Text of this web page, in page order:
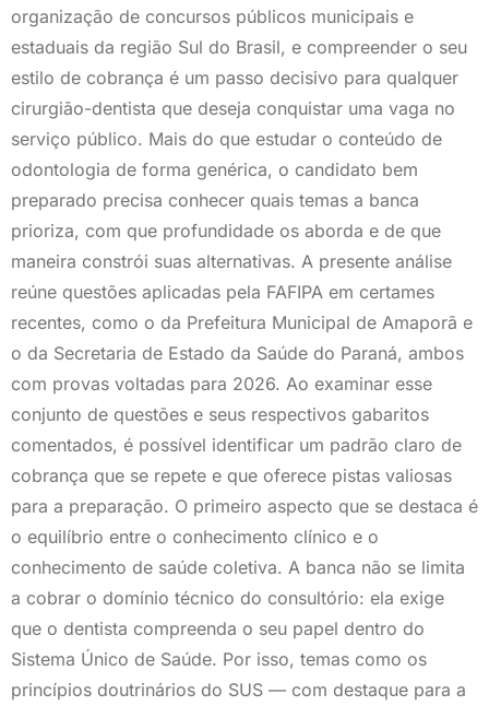
organização de concursos públicos municipais e
estaduais da região Sul do Brasil, e compreender o seu
estilo de cobrança é um passo decisivo para qualquer
cirurgião-dentista que deseja conquistar uma vaga no
serviço público. Mais do que estudar o conteúdo de
odontologia de forma genérica, o candidato bem
preparado precisa conhecer quais temas a banca
prioriza, com que profundidade os aborda e de que
maneira constrói suas alternativas. A presente análise
reúne questões aplicadas pela FAFIPA em certames
recentes, como o da Prefeitura Municipal de Amaporã e
o da Secretaria de Estado da Saúde do Paraná, ambos
com provas voltadas para 2026. Ao examinar esse
conjunto de questões e seus respectivos gabaritos
comentados, é possível identificar um padrão claro de
cobrança que se repete e que oferece pistas valiosas
para a preparação. O primeiro aspecto que se destaca é
o equilíbrio entre o conhecimento clínico e o
conhecimento de saúde coletiva. A banca não se limita
a cobrar o domínio técnico do consultório: ela exige
que o dentista compreenda o seu papel dentro do
Sistema Único de Saúde. Por isso, temas como os
princípios doutrinários do SUS — com destaque para a